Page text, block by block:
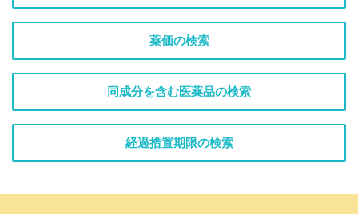
薬価の検索
同成分を含む医薬品の検索
経過措置期限の検索